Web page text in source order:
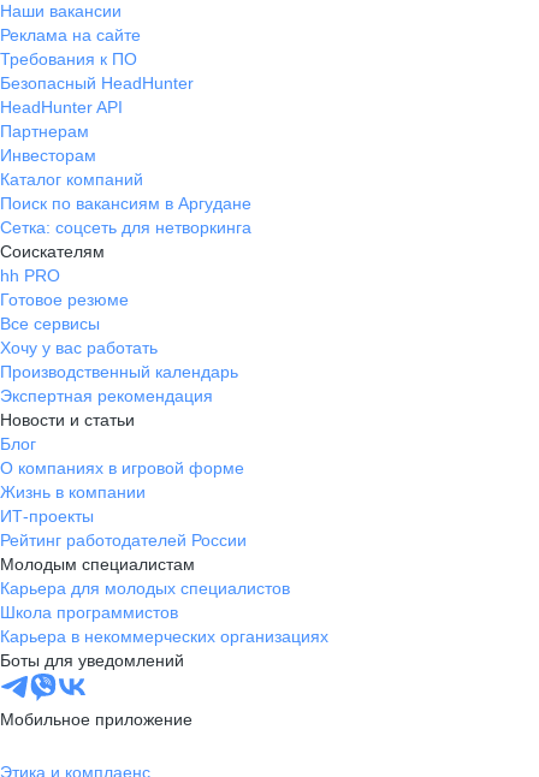
Наши вакансии
Реклама на сайте
Требования к ПО
Безопасный HeadHunter
HeadHunter API
Партнерам
Инвесторам
Каталог компаний
Поиск по вакансиям в Аргудане
Сетка: соцсеть для нетворкинга
Соискателям
hh PRO
Готовое резюме
Все сервисы
Хочу у вас работать
Производственный календарь
Экспертная рекомендация
Новости и статьи
Блог
О компаниях в игровой форме
Жизнь в компании
ИТ-проекты
Рейтинг работодателей России
Молодым специалистам
Карьера для молодых специалистов
Школа программистов
Карьера в некоммерческих организациях
Боты для уведомлений
Мобильное приложение
Этика и комплаенс